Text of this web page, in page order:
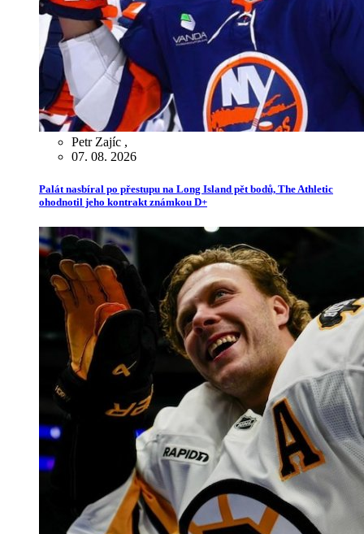
Petr Zajíc ,
07. 08. 2026
Palát nasbíral po přestupu na Long Island pět bodů, The Athletic
ohodnotil jeho kontrakt známkou D+